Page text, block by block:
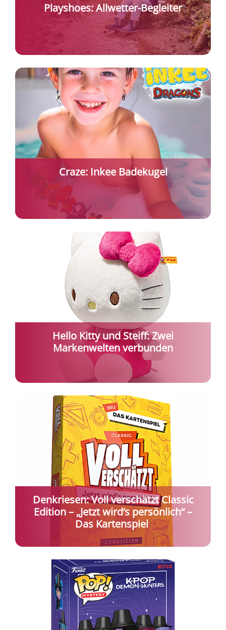
Playshoes: Allwetter-Begleiter
Craze: Inkee Badekugel
Hello Kitty und Steiff: Zwei
Markenwelten verbunden
Denkriesen: Voll verschätzt Classic
Edition – „Jetzt wird’s persönlich“ –
Das Kartenspiel